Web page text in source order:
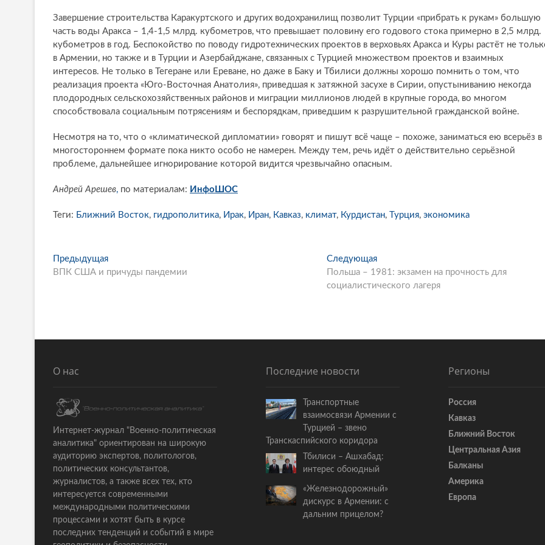
Завершение строительства Каракуртского и других водохранилищ позволит Турции «прибрать к рукам» большую
часть воды Аракса – 1,4-1,5 млрд. кубометров, что превышает половину его годового стока примерно в 2,5 млрд.
кубометров в год. Беспокойство по поводу гидротехнических проектов в верховьях Аракса и Куры растёт не
в Армении, но также и в Турции и Азербайджане, связанных с Турцией множеством проектов и взаимных
интересов. Не только в Тегеране или Ереване, но даже в Баку и Тбилиси должны хорошо помнить о том, что
реализация проекта «Юго-Восточная Анатолия», приведшая к затяжной засухе в Сирии, опустыниванию некогда
плодородных сельскохозяйственных районов и миграции миллионов людей в крупные города, во многом
способствовала социальным потрясениям и беспорядкам, приведшим к разрушительной гражданской войне.
Несмотря на то, что о «климатической дипломатии» говорят и пишут всё чаще – похоже, заниматься ею всерьёз в
многостороннем формате пока никто особо не намерен. Между тем, речь идёт о действительно серьёзной
проблеме, дальнейшее игнорирование которой видится чрезвычайно опасным.
Андрей Арешев, по материалам: ИнфоШОС
Теги: Ближний Восток, гидрополитика, Ирак, Иран, Кавказ, климат, Курдистан, Турция, экономика
P
o
n
v
i
g
a
t
i
o
n
Предыдущая
р
у
т
т
ь
я
ВПК США и причуды пандемии
Следующая
л
е
щ
т
:
Польша – 1981: экзамен на прочность для
социалистического лагеря
О нас
Интернет-журнал "Военно-политическая
аналитика" ориентирован на широкую
аудиторию экспертов, политологов,
политических консультантов,
журналистов, а также всех тех, кто
интересуется современными
международными политическими
процессами и хотят быть в курсе
последних тенденций и событий в мире
Последние новости
Транспортные
взаимосвязи Армении с
Турцией – звено
Транскаспийского коридора
Тбилиси – Ашхабад:
интерес обоюдный
«Железнодорожный»
дискурс в Армении: с
дальним прицелом?
Регионы
Россия
Кавказ
Ближний Восток
Центральная Азия
Балканы
Америка
Европа